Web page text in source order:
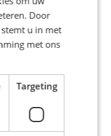
met een klein,
20:30 uur
terrein
de avonduren
Door
u in met
met ons
Targeting